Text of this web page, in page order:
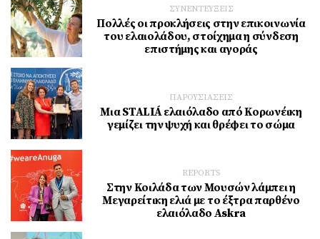
ΣΥΝΕΝΤΕΥΞΕΙΣ
Πολλές οι προκλήσεις στην επικοινωνία
του ελαιολάδου, στοίχημα η σύνδεση
επιστήμης και αγοράς
ΠΑΡΟΥΣΙΑΣΕΙΣ
Μια STALIÁ ελαιόλαδο από Κορωνέικη
γεμίζει την ψυχή και θρέφει το σώμα
REPORTS
Στην Κοιλάδα των Μουσών λάμπει η
Μεγαρείτικη ελιά με το έξτρα παρθένο
ελαιόλαδο Askra